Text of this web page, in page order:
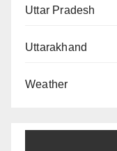
Uttar Pradesh
Uttarakhand
Weather